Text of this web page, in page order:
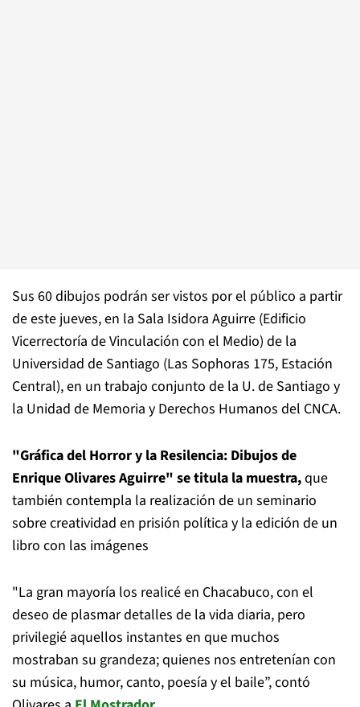
Sus 60 dibujos podrán ser vistos por el público a partir
de este jueves, en la Sala Isidora Aguirre (Edificio
Vicerrectoría de Vinculación con el Medio) de la
Universidad de Santiago (Las Sophoras 175, Estación
Central), en un trabajo conjunto de la U. de Santiago y
la Unidad de Memoria y Derechos Humanos del CNCA.
"Gráfica del Horror y la Resilencia: Dibujos de
Enrique Olivares Aguirre" se titula la muestra,que
también contempla la realización de un seminario
sobre creatividad en prisión política y la edición de un
libro con las imágenes
"La gran mayoría los realicé en Chacabuco, con el
deseo de plasmar detalles de la vida diaria, pero
privilegié aquellos instantes en que muchos
mostraban su grandeza; quienes nos entretenían con
su música, humor, canto, poesía y el baile”, contó